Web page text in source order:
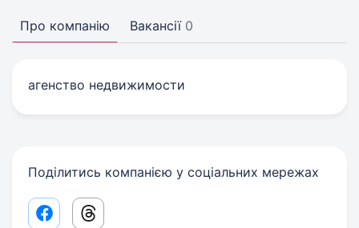
Про компанію Вакансії 0
агенство недвижимости
Поділитись компанією у соціальних мережах
Facebook share link
Threads share link